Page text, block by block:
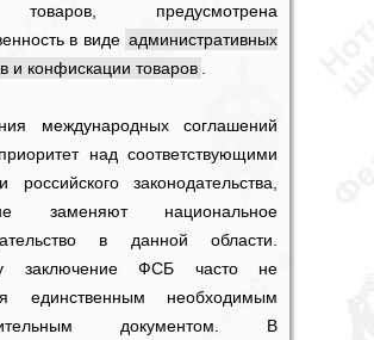
предусмотрена
в виде административных
и конфискации товаров
международных соглашений
над соответствующими
российского законодательства,
заменяют национальное
в данной области.
заключение ФСБ часто не
единственным необходимым
документом. В